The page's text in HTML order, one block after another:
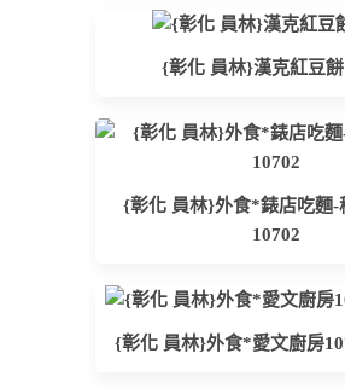
{彰化 員林}漢克紅豆餅
{彰化 員林}外食*錶店吃麵-
10702
{彰化 員林}外食*愛文廚房